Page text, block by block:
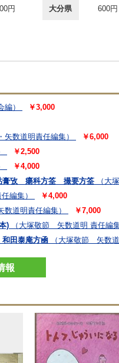
円 大分県 600円
）
￥3,000
矢数道明責任編集）
￥6,000
￥2,500
￥4,000
攷 瘍科方筌 撮要方筌
（大
編集）
￥4,000
数道明責任編集）
￥7,000
)
（大塚敬節 矢数道明 責任編集
田泰庵方凾
（大塚敬節 矢数
報